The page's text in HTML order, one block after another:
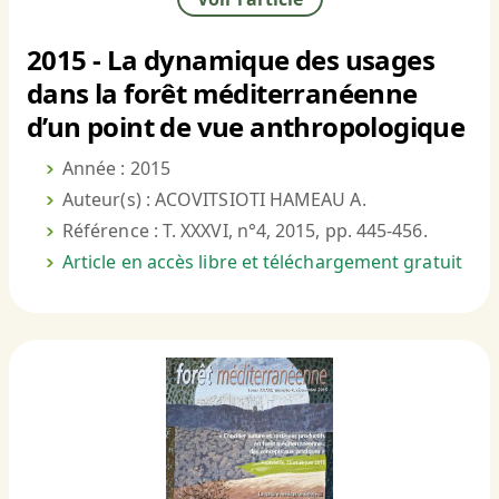
2015 - La dynamique des usages
dans la forêt méditerranéenne
d’un point de vue anthropologique
Année : 2015
Auteur(s) : ACOVITSIOTI HAMEAU A.
Référence : T. XXXVI, n°4, 2015, pp. 445-456.
Article en accès libre et téléchargement gratuit